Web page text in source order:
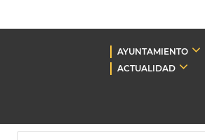
AYUNTAMIENTO
ACTUALIDAD